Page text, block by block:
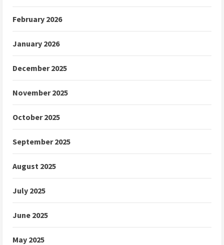
February 2026
January 2026
December 2025
November 2025
October 2025
September 2025
August 2025
July 2025
June 2025
May 2025